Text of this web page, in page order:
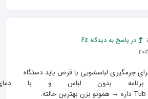
در پاسخ به دیدگاه Fz
جرمگیری لباسشویی با قرص باید دستگاه
بدون لباس و با دمای